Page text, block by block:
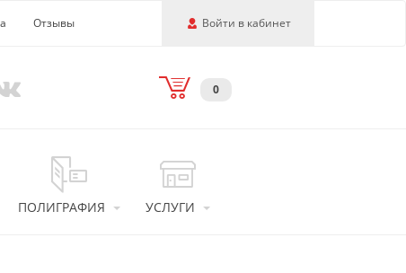
Отзывы Войти в кабинет
0
ПОЛИГРАФИЯ УСЛУГИ